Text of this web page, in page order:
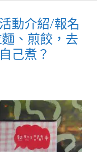
動介紹/報名
、煎餃，去
己煮？